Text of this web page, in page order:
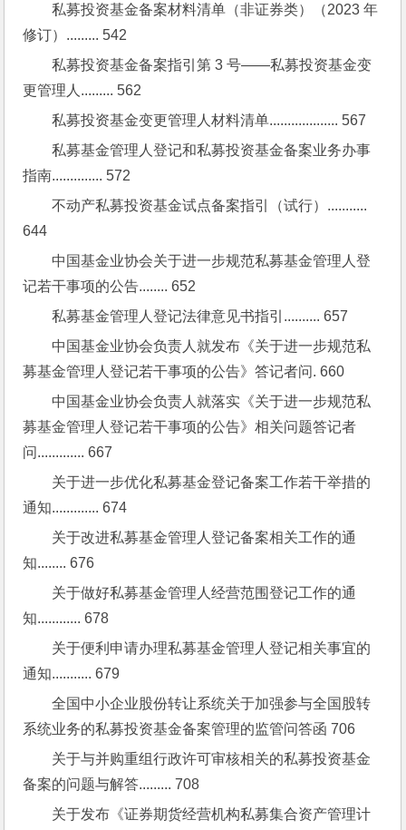
私募投资基金备案材料清单（非证券类）（2023 年
修订）......... 542
私募投资基金备案指引第 3 号——私募投资基金变
更管理人......... 562
私募投资基金变更管理人材料清单................... 567
私募基金管理人登记和私募投资基金备案业务办事
指南.............. 572
不动产私募投资基金试点备案指引（试行）...........
644
中国基金业协会关于进一步规范私募基金管理人登
记若干事项的公告........ 652
私募基金管理人登记法律意见书指引.......... 657
中国基金业协会负责人就发布《关于进一步规范私
募基金管理人登记若干事项的公告》答记者问. 660
中国基金业协会负责人就落实《关于进一步规范私
募基金管理人登记若干事项的公告》相关问题答记者
问............. 667
关于进一步优化私募基金登记备案工作若干举措的
通知............. 674
关于改进私募基金管理人登记备案相关工作的通
知........ 676
关于做好私募基金管理人经营范围登记工作的通
知............ 678
关于便利申请办理私募基金管理人登记相关事宜的
通知........... 679
全国中小企业股份转让系统关于加强参与全国股转
系统业务的私募投资基金备案管理的监管问答函 706
关于与并购重组行政许可审核相关的私募投资基金
备案的问题与解答......... 708
关于发布《证券期货经营机构私募集合资产管理计